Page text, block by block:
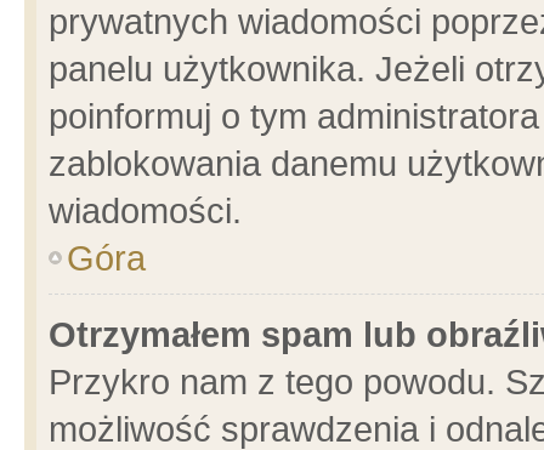
prywatnych wiadomości
panelu użytkownika. Jeżeli
poinformuj o tym
zablokowania danemu
wiadomości.
Góra
Otrzymałem spam lub
Przykro nam z tego powodu.
możliwość sprawdzenia i